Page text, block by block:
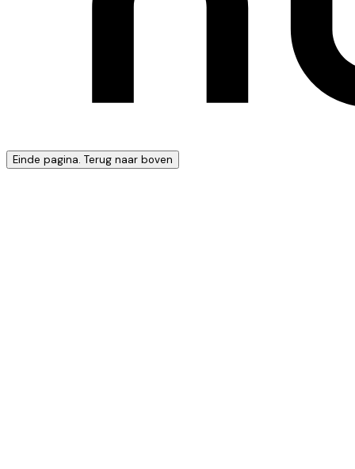
Einde pagina. Terug naar boven